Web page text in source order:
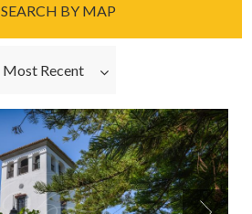
Most Recent
SEARCH BY MAP